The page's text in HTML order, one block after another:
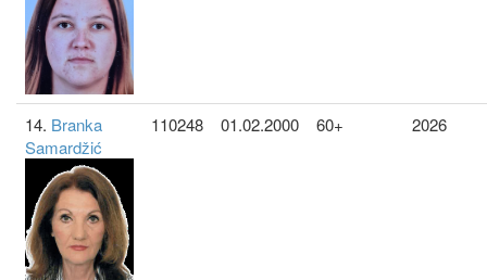
14. Branka
Samardžić
110248 01.02.2000 60+ 2026